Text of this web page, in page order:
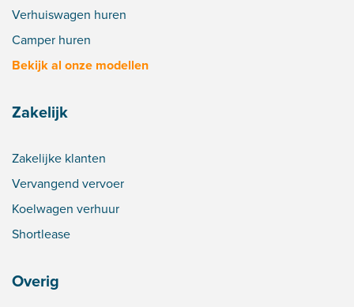
Verhuiswagen huren
Camper huren
Bekijk al onze modellen
Zakelijk
Zakelijke klanten
Vervangend vervoer
Koelwagen verhuur
Shortlease
Overig